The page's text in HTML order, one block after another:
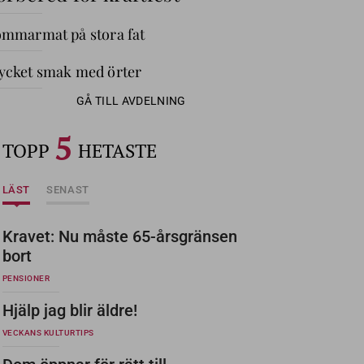
på stora fat
smak med örter
GÅ TILL AVDELNING
TOPP 5 HETASTE
LÄST SENAST
Kravet: Nu måste 65-årsgränsen
bort
PENSIONER
Hjälp jag blir äldre!
VECKANS KULTURTIPS